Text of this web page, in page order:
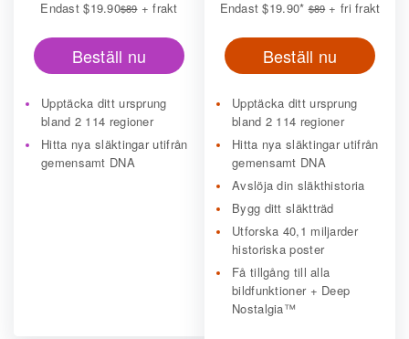
Endast$19.90$89+ frakt
Beställ nu
Upptäcka ditt ursprung
bland 2 114 regioner
Hitta nya släktingar utifrån
gemensamt DNA
Endast$19.90*$89+ fri frakt
Beställ nu
Upptäcka ditt ursprung
bland 2 114 regioner
Hitta nya släktingar utifrån
gemensamt DNA
Avslöja din släkthistoria
Bygg ditt släktträd
Utforska 40,1 miljarder
historiska poster
Få tillgång till alla
bildfunktioner + Deep
Nostalgia™